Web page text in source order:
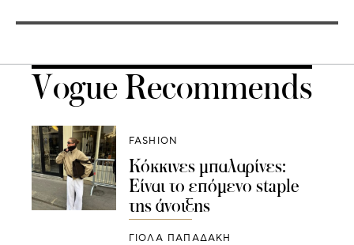
Vogue Recommends
FASHION
Κόκκινες μπαλαρίνες:
Είναι το επόμενο staple
της άνοιξης
ΓΙΌΛΑ ΠΑΠΑΔΆΚΗ